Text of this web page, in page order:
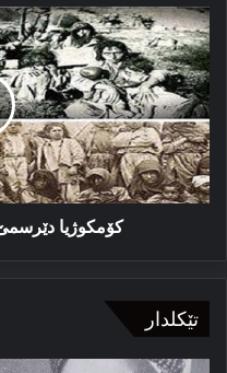
کۆمکوژیا
دێرسمێ
و
دارڤەکرنا
سەید
رزا
کۆمکوژیا
تێکلدار